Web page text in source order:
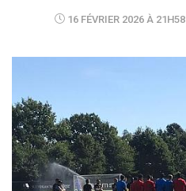
16 FÉVRIER 2026 À 21H58